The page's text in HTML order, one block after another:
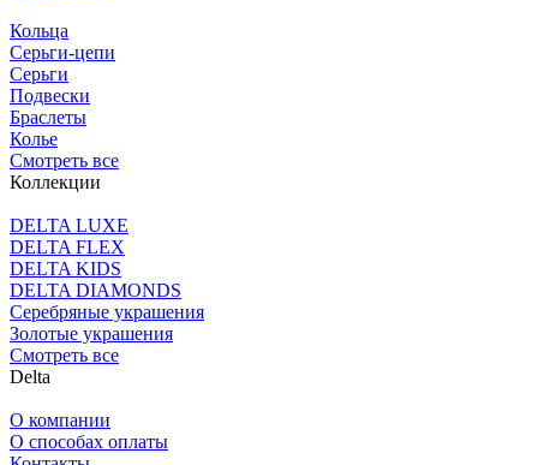
Кольца
Серьги-цепи
Серьги
Подвески
Браслеты
Колье
Смотреть все
Коллекции
DELTA LUXE
DELTA FLEX
DELTA KIDS
DELTA DIAMONDS
Серебряные украшения
Золотые украшения
Смотреть все
Delta
О компании
О способах оплаты